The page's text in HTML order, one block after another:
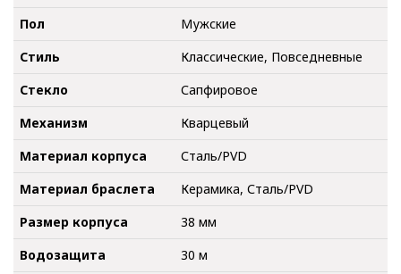
Пол
Мужские
Стиль
Классические, Повседневные
Стекло
Сапфировое
Механизм
Кварцевый
Материал корпуса
Сталь/PVD
Материал браслета
Керамика, Сталь/PVD
Размер корпуса
38 мм
Водозащита
30 м